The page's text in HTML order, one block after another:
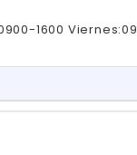
1600